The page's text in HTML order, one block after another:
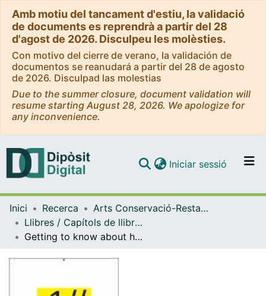
Amb motiu del tancament d'estiu, la validació
de documents es reprendrà a partir del 28
d'agost de 2026. Disculpeu les molèsties.
Con motivo del cierre de verano, la validación de
documentos se reanudará a partir del 28 de agosto
de 2026. Disculpad las molestias
Due to the summer closure, document validation will
resume starting August 28, 2026. We apologize for
any inconvenience.
Navega per tot el DD
Com publicar
Iniciar sessió (current)
Inici Recerca
Arts Conservació-Restauració
Llibres / Capítols de llibre (Arts Conservació-Restauració)
Getting to know about health and safety related to products used in painting, drawing and printmakin